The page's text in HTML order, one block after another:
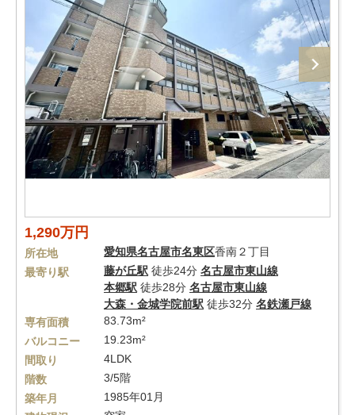
1,290万円
所在地 愛知県名古屋市名東区香南２丁目
最寄り駅
藤が丘駅 徒歩24分 名古屋市東山線
本郷駅 徒歩28分 名古屋市東山線
大森・金城学院前駅 徒歩32分 名鉄瀬戸線
専有面積
83.73m²
バルコニー
19.23m²
間取り
4LDK
階数
3/5階
築年月
1985年01月